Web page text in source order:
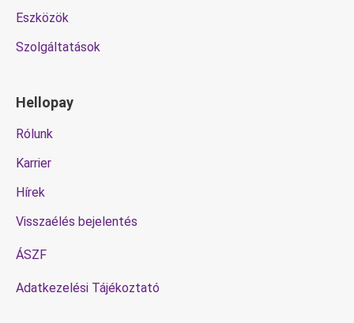
Eszközök
Szolgáltatások
Hellopay
Rólunk
Karrier
Hírek
Visszaélés bejelentés
ÁSZF
Adatkezelési Tájékoztató